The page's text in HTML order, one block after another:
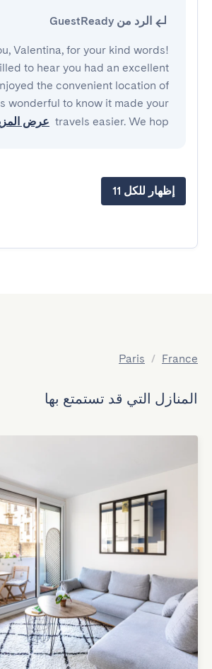
الرد من GuestReady
Valentina, for your kind words!
to hear you had an excellent
the convenient location of
wonderful to know it made your
travels easier. We hop عرض
إظهار للكل 11
France
/
Paris
المنازل التي قد تستمتع بها